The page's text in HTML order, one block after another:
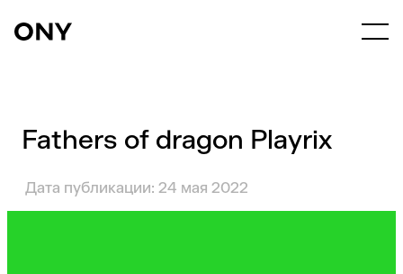
Fathers of dragon Playrix
Дата публикации: 24 мая 2022